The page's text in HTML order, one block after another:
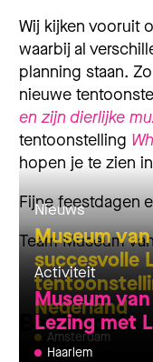
Wij kijken vooruit
waarbij al
planning staan.
nieuwe
en zijn dierlijke
tentoonstelling
hopen je te zien
Fijne feestdagen
Team Museum
Bekijk ook
Nieuws
Museum
succesvolle
Nederland
Amsterdam
Activiteit
Museum
Lezing met
Haarlem